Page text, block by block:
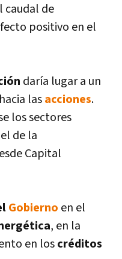
caudal de
positivo en el
darí­a lugar a un
lasacciones.
los sectores
de la
Capital
Gobierno en el
, en la
en loscréditos